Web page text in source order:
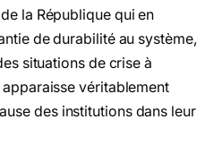
la République qui en
de durabilité au système,
situations de crise à
véritablement
des institutions dans leur